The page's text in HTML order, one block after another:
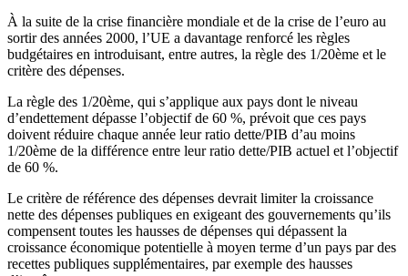
À la suite de la crise financière mondiale et de la crise de l’euro au
sortir des années 2000, l’UE a davantage renforcé les règles
budgétaires en introduisant, entre autres, la règle des 1/20ème et le
critère des dépenses.
La règle des 1/20ème, qui s’applique aux pays dont le niveau
d’endettement dépasse l’objectif de 60 %, prévoit que ces pays
doivent réduire chaque année leur ratio dette/PIB d’au moins
1/20ème de la différence entre leur ratio dette/PIB actuel et l’objectif
de 60 %.
Le critère de référence des dépenses devrait limiter la croissance
nette des dépenses publiques en exigeant des gouvernements qu’ils
compensent toutes les hausses de dépenses qui dépassent la
croissance économique potentielle à moyen terme d’un pays par des
recettes publiques supplémentaires, par exemple des hausses